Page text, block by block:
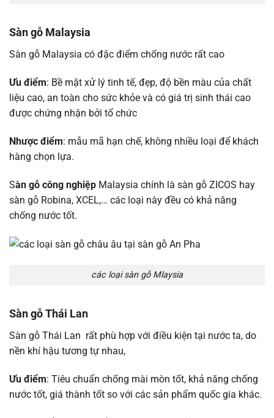
Sàn gỗ Malaysia
Sàn gỗ Malaysia có đặc điểm chống nước rất cao
Ưu điểm: Bề mặt xử lý tinh tế, đẹp, độ bền màu của chất
liệu cao, an toàn cho sức khỏe và có giá trị sinh thái cao
được chứng nhận bởi tổ chức
Nhược điểm: mẫu mã hạn chế, không nhiều loại để khách
hàng chọn lựa.
Sàn gỗ công nghiệp Malaysia chính là sàn gỗ ZICOS hay
sàn gỗ Robina, XCEL,… các loại này đều có khả năng
chống nước tốt.
các loại sàn gỗ Mlaysia
Sàn gỗ Thái Lan
Sàn gỗ Thái Lan rất phù hợp với điều kiện tại nước ta, do
nền khí hậu tương tự nhau,
Ưu điểm: Tiêu chuẩn chống mài mòn tốt, khả năng chống
nước tốt, giá thành tốt so với các sản phẩm quốc gia khác.